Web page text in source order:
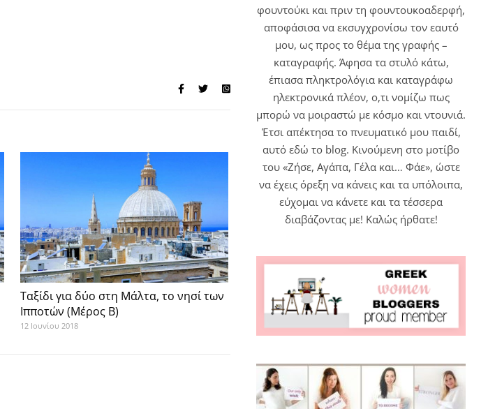
Ταξίδι για δύο στη Μάλτα, το νησί των
Ιπποτών (Μέρος Β)
12 Ιουνίου 2018
φουντούκι και πριν τη φουντουκοαδερφή,
αποφάσισα να εκσυγχρονίσω τον εαυτό
μου, ως προς το θέμα της γραφής –
καταγραφής. Άφησα τα στυλό κάτω,
έπιασα πληκτρολόγια και καταγράφω
ηλεκτρονικά πλέον, ο,τι νομίζω πως
μπορώ να μοιραστώ με κόσμο και ντουνιά.
Έτσι απέκτησα το πνευματικό μου παιδί,
αυτό εδώ το blog. Κινούμενη στο μοτίβο
του «Ζήσε, Αγάπα, Γέλα και… Φάε», ώστε
να έχεις όρεξη να κάνεις και τα υπόλοιπα,
εύχομαι να κάνετε και τα τέσσερα
διαβάζοντας με! Καλώς ήρθατε!